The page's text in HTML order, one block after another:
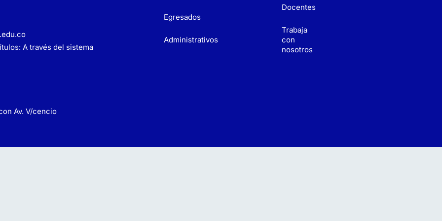
A través del sistema
Av. V/cencio
Egresados
Administrativos
Docentes
Trabaja
con
nosotros